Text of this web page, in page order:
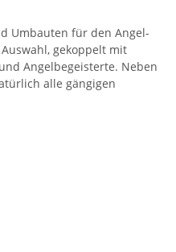
Umbauten für den Angel-
gekoppelt mit
Angelbegeisterte. Neben
alle gängigen